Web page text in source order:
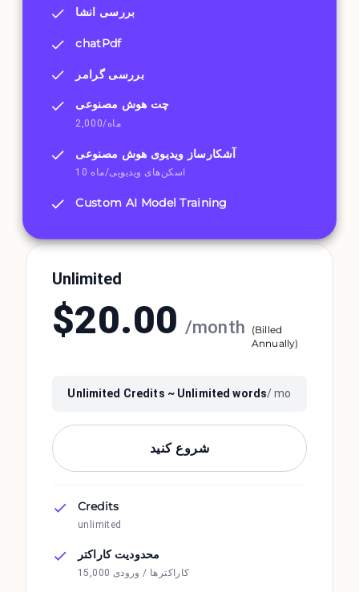
بررسی انشا
chatPdf
بررسی گرامر
چت هوش مصنوعی
2,000/ماه
آشکارساز ویدیوی هوش مصنوعی
10 اسکن‌های ویدیویی/ماه
Custom AI Model Training
Unlimited
$20.00 /month (Billed
Annually)
Unlimited Credits ~ Unlimited words/ mo
شروع کنید
Credits
unlimited
محدودیت کاراکتر
15,000 کاراکترها / ورودی